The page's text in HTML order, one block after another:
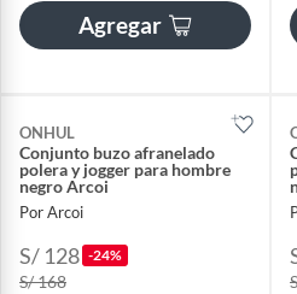
Agregar
ONHUL
Conjunto buzo afranelado
polera y jogger para hombre
negro Arcoi
Por Arcoi
S/ 128 -24%
S/ 168